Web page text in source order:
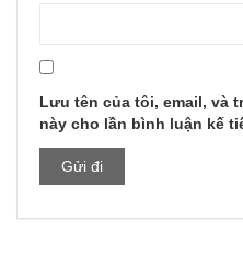
Lưu tên của tôi, email, và
này cho lần bình luận kế